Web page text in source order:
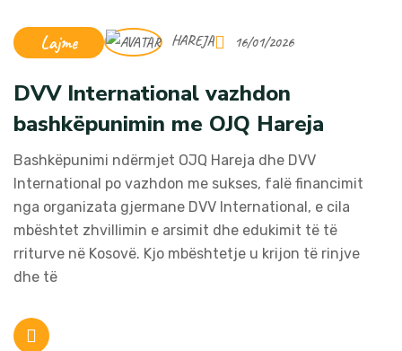
Lajme HAREJA 16/01/2026
DVV International vazhdon
bashkëpunimin me OJQ Hareja
Bashkëpunimi ndërmjet OJQ Hareja dhe DVV
International po vazhdon me sukses, falë financimit
nga organizata gjermane DVV International, e cila
mbështet zhvillimin e arsimit dhe edukimit të të
rriturve në Kosovë. Kjo mbështetje u krijon të rinjve
dhe të